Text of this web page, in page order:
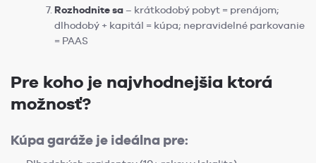
Rozhodnite sa – krátkodobý pobyt = prenájom;
dlhodobý + kapitál = kúpa; nepravidelné parkovanie
= PAAS
Pre koho je najvhodnejšia ktorá
možnosť?
Kúpa garáže je ideálna pre: